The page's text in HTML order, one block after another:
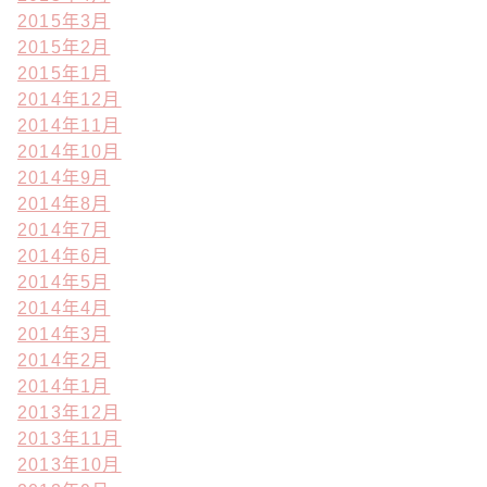
2015年3月
2015年2月
2015年1月
2014年12月
2014年11月
2014年10月
2014年9月
2014年8月
2014年7月
2014年6月
2014年5月
2014年4月
2014年3月
2014年2月
2014年1月
2013年12月
2013年11月
2013年10月